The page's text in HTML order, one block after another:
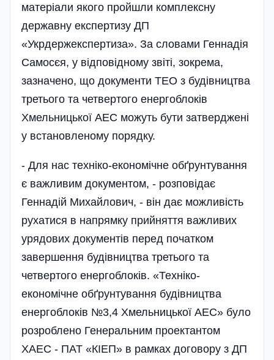
матеріали якого пройшли комплексну
державну експертизу ДП
«Укрдержекспертиза». За словами Геннадія
Самосєя, у відповідному звіті, зокрема,
зазначено, що документи ТЕО з будівництва
третього та четвертого енергоблоків
Хмельницької АЕС можуть бути затверджені
у встановленому порядку.
- Для нас техніко-економічне обґрунтування
є важливим документом, - розповідає
Геннадій Михайлович, - він дає можливість
рухатися в напрямку прийняття важливих
урядових документів перед початком
завершення будівництва третього та
четвертого енергоблоків. «Техніко-
економічне обґрунтування будівництва
енергоблоків №3,4 Хмельницької АЕС» було
розроблено Генеральним проектантом
ХАЕС - ПАТ «КІЕП» в рамках договору з ДП